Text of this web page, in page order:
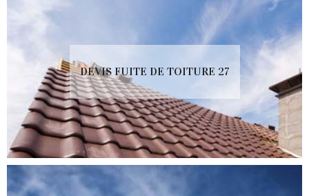
DEVIS FUITE DE TOITURE 27